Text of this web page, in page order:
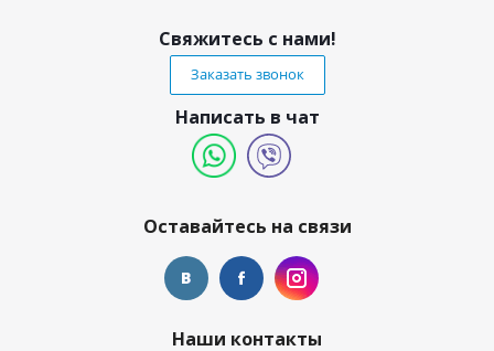
Свяжитесь с нами!
Заказать звонок
Написать в чат
Оставайтесь на связи
Наши контакты